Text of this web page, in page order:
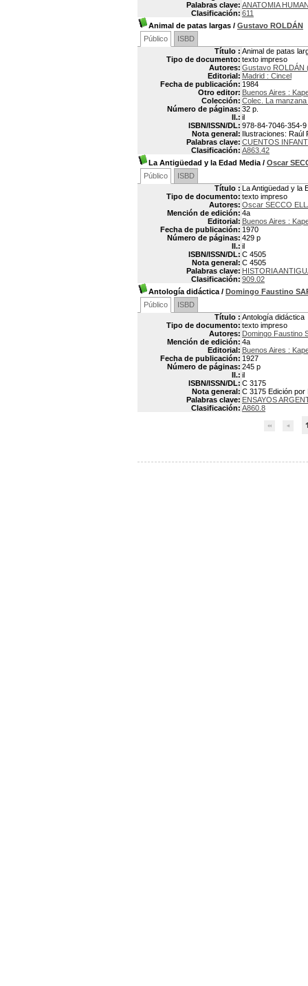
Palabras clave: ANATOMIA
Clasificación: 611
Animal de patas largas / Gustavo ROLDÁN
Público
ISBD
Título : Animal de patas
Tipo de documento: texto impreso
Autores: Gustavo ROLDÁN
Editorial: Madrid : Cincel
Fecha de publicación: 1984
Otro editor: Buenos Aires :
Colección: Colec. La
Número de páginas: 32 p.
Il.: il
ISBN/ISSN/DL: 978-84-7046-354-9
Nota general: Ilustraciones: Raúl
Palabras clave: CUENTOS
Clasificación: A863.42
La Antigüedad y la Edad Media / Oscar
Público
ISBD
Título : La Antigüedad y la
Tipo de documento: texto impreso
Autores: Oscar SECCO
Mención de edición: 4a
Editorial: Buenos Aires :
Fecha de publicación: 1970
Número de páginas: 429 p
Il.: il
ISBN/ISSN/DL: C 4505
Nota general: C 4505
Palabras clave: HISTORIA
Clasificación: 909.02
Antología didáctica / Domingo Faustino
Público
ISBD
Título : Antología didáctica
Tipo de documento: texto impreso
Autores: Domingo Faustino
Mención de edición: 4a
Editorial: Buenos Aires :
Fecha de publicación: 1927
Número de páginas: 245 p
Il.: il
ISBN/ISSN/DL: C 3175
Nota general: C 3175 Edición
Palabras clave: ENSAYOS
Clasificación: A860.8